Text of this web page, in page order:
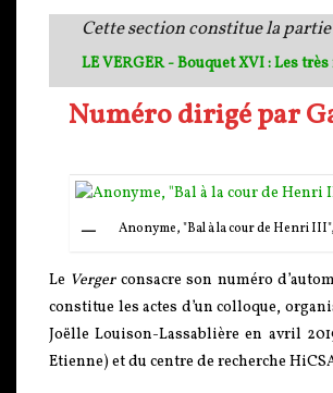
Cette section constitue la partie
LE VERGER - Bouquet XVI : Les
Numéro dirigé par
Anonyme, "Bal à la cour de Henri
Le Vergerconsacre son numéro
constitue les actes d’un colloque,
Joëlle Louison-Lassablière en avril
Etienne) et du centre de recherche